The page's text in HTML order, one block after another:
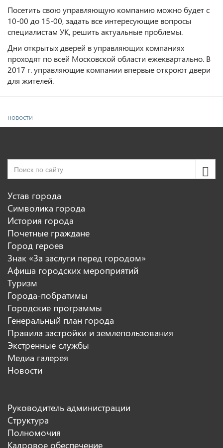
Посетить свою управляющую компанию можно будет с
10-00 до 15-00, задать все интересующие вопросы
специалистам УК, решить актуальные проблемы.
Дни открытых дверей в управляющих компаниях
проходят по всей Московской области ежеквартально. В
2017 г. управляющие компании впервые откроют двери
для жителей.
новости
Устав города
Символика города
История города
Почетные граждане
Город героев
Знак «За заслуги перед городом»
Афиша городских мероприятий
Туризм
Города-побратимы
Городские программы
Генеральный план города
Правила застройки и землепользования
Экстренные службы
Медиа галерея
Новости
Руководитель администрации
Структура
Полномочия
Кадровое обеспечение